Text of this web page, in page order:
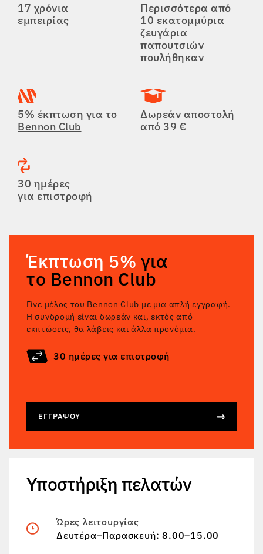
17 χρόνια
εμπειρίας
Περισσότερα από
10 εκατομμύρια
ζευγάρια
παπουτσιών
πουλήθηκαν
5% έκπτωση για το
Bennon Club
Δωρεάν αποστολή
από 39 €
30 ημέρες
για επιστροφή
Έκπτωση 5% για
το Bennon Club
Γίνε μέλος του Bennon Club με μια απλή εγγραφή.
Η συνδρομή είναι δωρεάν και, εκτός από
εκπτώσεις, θα λάβεις και άλλα προνόμια.
30 ημέρες για επιστροφή
ΕΓΓΡΆΨΟΥ
Υποστήριξη πελατών
Ώρες λειτουργίας
Δευτέρα–Παρασκευή: 8.00–15.00